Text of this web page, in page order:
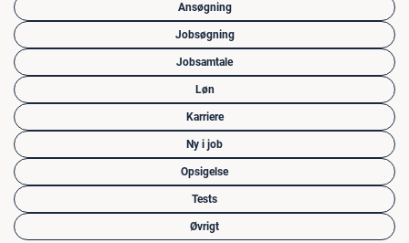
Ansøgning
Jobsøgning
Jobsamtale
Løn
Karriere
Ny i job
Opsigelse
Tests
Øvrigt